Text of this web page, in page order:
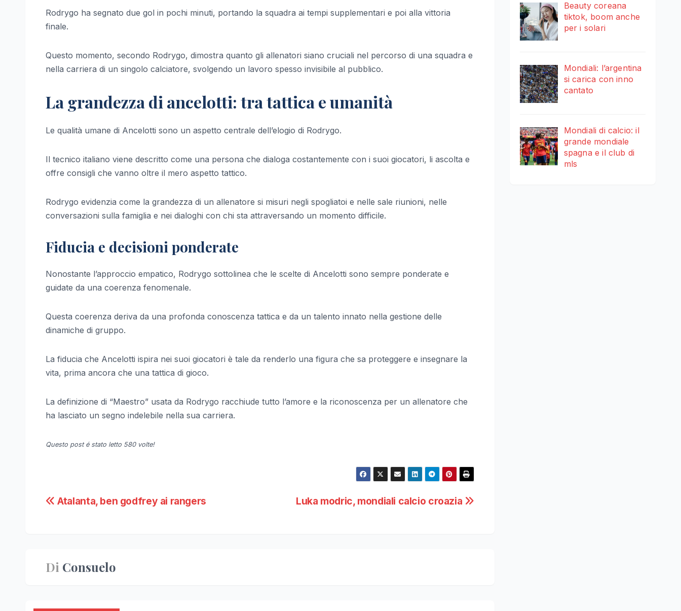
Rodrygo ha segnato due gol in pochi minuti, portando la squadra ai tempi supplementari e poi alla vittoria
finale.
Questo momento, secondo Rodrygo, dimostra quanto gli allenatori siano cruciali nel percorso di una squadra e
nella carriera di un singolo calciatore, svolgendo un lavoro spesso invisibile al pubblico.
La grandezza di ancelotti: tra tattica e umanità
Le qualità umane di Ancelotti sono un aspetto centrale dell’elogio di Rodrygo.
Il tecnico italiano viene descritto come una persona che dialoga costantemente con i suoi giocatori, li ascolta e
offre consigli che vanno oltre il mero aspetto tattico.
Rodrygo evidenzia come la grandezza di un allenatore si misuri negli spogliatoi e nelle sale riunioni, nelle
conversazioni sulla famiglia e nei dialoghi con chi sta attraversando un momento difficile.
Fiducia e decisioni ponderate
Nonostante l’approccio empatico, Rodrygo sottolinea che le scelte di Ancelotti sono sempre ponderate e
guidate da una coerenza fenomenale.
Questa coerenza deriva da una profonda conoscenza tattica e da un talento innato nella gestione delle
dinamiche di gruppo.
La fiducia che Ancelotti ispira nei suoi giocatori è tale da renderlo una figura che sa proteggere e insegnare la
vita, prima ancora che una tattica di gioco.
La definizione di “Maestro” usata da Rodrygo racchiude tutto l’amore e la riconoscenza per un allenatore che
ha lasciato un segno indelebile nella sua carriera.
Questo post é stato letto 580 volte!
Navigazione
Luka modric, mondiali calcio croazia
Atalanta, ben godfrey ai rangers
Di Consuelo
Beauty coreana
tiktok, boom anche
per i solari
Mondiali: l’argentina
si carica con inno
cantato
Mondiali di calcio: il
grande mondiale
spagna e il club di
mls